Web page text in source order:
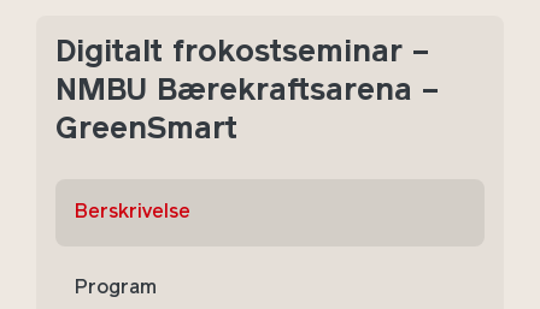
Digitalt frokostseminar –
NMBU Bærekraftsarena –
GreenSmart
Berskrivelse
Program